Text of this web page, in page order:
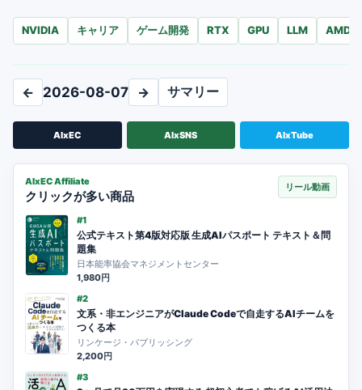
NVIDIA キャリア ゲーム開発 RTX GPU LLM AMD
← 2026-08-07 → サマリー
AIxEC AIxSNS AIxTube
AIxEC Affiliate
クリックが多い商品
リール動画
#1
公式テキスト第4版対応版 生成AIパスポート テキスト＆問
題集
日本能率協会マネジメントセンター
1,980円
#2
文系・非エンジニアがClaude Codeで自走するAIチームを
つくる本
リンケージ・パブリッシング
2,200円
#3